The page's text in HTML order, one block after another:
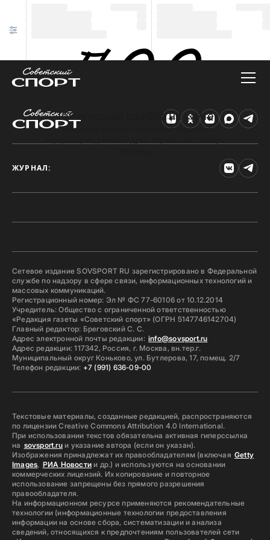
Техническая ошибка на сайте
Произошла ошибка. Чтобы найти нужную
ЖУРНАЛ:
Сетевое издание SOVSPORT RU зарегистрировано в Федеральной
службе по надзору в сфере связи, информационных технологий и
массовых коммуникаций.
Регистрационный номер: Эл № ФС 77-60106 от 10.12.2014
Учредитель: Общество с ограниченной ответственностью
«Редакция газеты «Советский спорт» (ОГРН 5147746142704)
Главный редактор: Бреговский С. С.
Адрес электронной почты редакции: info@sovsport.ru
Адрес редакции: 117342, Россия, г. Москва, вн.тер.г.
Муниципальный округ Коньково, ул. Бутлерова, 17, помещ. 2/7
Телефон редакции: +7 (991) 636-09-00
Текстовые материалы, созданные редакцией, распространяются
по лицензии Creative Commons Attribution 4.0 International.
При использовании текстов обязательна активная гиперссылка
на sovsport.ruи указание автора (если он указан).
Изображения принадлежат их правообладателям (включая Getty
Images, РИА Новостии др.) и используются на основании
коммерческих лицензий. Их копирование и повторное
использование запрещены без прямого разрешения
правообладателя.
На информационном ресурсе применяются рекомендательные
технологии (информационные технологии предоставления
информации на основе сбора, систематизации и анализа
сведений, относящихся к предпочтениям пользователей сети